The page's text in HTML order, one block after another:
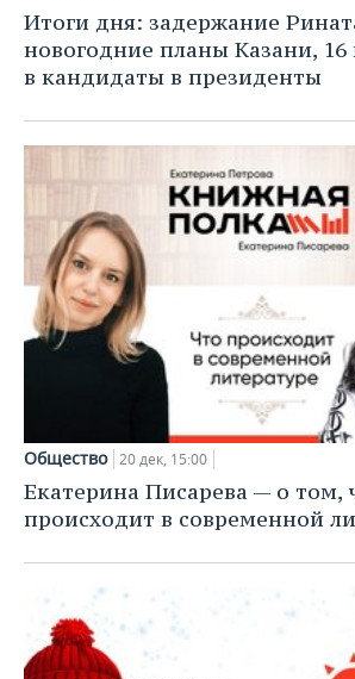
НЕФТЕХИМИЯ
НЕФТЬ
ОПК
РОЗНИЧНАЯ ТОРГОВЛЯ
УСЛУГИ
НОВОСТИ ТЕХНОЛОГИЙ
МЕДИА
ТЕЛЕКОММУНИКАЦИИ
МЕРОПРИЯТИЯ
ВЫЕЗДНАЯ РЕДАКЦИЯ
БИЗНЕС-БРАНЧИ
ONLINE-КОНФЕРЕНЦИИ
ОТКРЫТАЯ ЛЕКЦИЯ
НОВОСТИ СПОРТА
ФУТБОЛ
ХОККЕЙ
БАСКЕТБОЛ
ФИГУРНОЕ КАТАНИЕ
ВОДНЫЕ ВИДЫ СПОРТА
ХОККЕЙ С МЯЧОМ
ОБЩЕСТВО
НОВОСТИ ОБЩЕСТВА
ВЛАСТЬ
ИНФРАСТРУКТУРА
МЕДИЦИНА
ОБРАЗОВАНИЕ
ПРОИСШЕСТВИЯ
ФОТОГАЛЕРЕЯ
СЮЖЕТЫ
СПРАВОЧНИК
СПИСОК ПЕРСОН
СПИСОК КОМПАНИЙ
ПОЛНАЯ ВЕРСИЯ
Итоги дня: задержание
новогодние планы Казани, 16
в кандидаты в президенты
Общество 20 дек, 15:00
Екатерина Писарева — о том,
происходит в современной